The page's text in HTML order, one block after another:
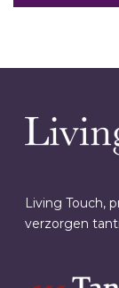
Living Touch,
verzorgen